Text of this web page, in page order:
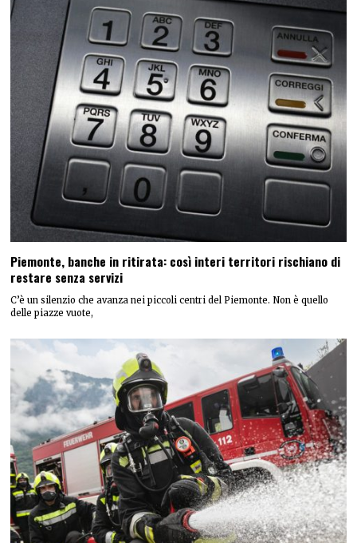
Piemonte, banche in ritirata: così interi territori rischiano di
restare senza servizi
C’è un silenzio che avanza nei piccoli centri del Piemonte. Non è quello
delle piazze vuote,